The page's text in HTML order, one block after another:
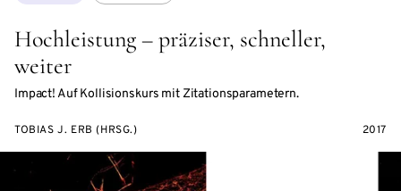
Hochleistung – präziser, schneller,
weiter
Impact! Auf Kollisionskurs mit Zitationsparametern.
TOBIAS J. ERB (HRSG.) 2017